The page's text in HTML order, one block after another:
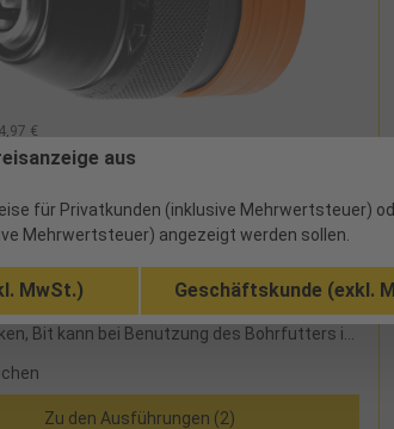
€
QuickIN Aufnahme max. Drehmoment
Vollmetall-Bohrfutter aus dem Hause Röhm
von 120 Nm, hartmetallbestückte
Bit kann bei Benutzung des Bohrfutters in
mit QuickIN-
Zu den Ausführungen (2)
aus
für Privatkunden (inklusive Mehrwertsteuer)
Mehrwertsteuer) angezeigt werden sollen.
MwSt.) Geschäftskunde (exkl.